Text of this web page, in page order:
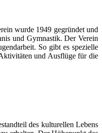
wurde 1949 gegründet und
und Gymnastik. Der Verein
So gibt es spezielle
und Ausflüge für die
des kulturellen Lebens